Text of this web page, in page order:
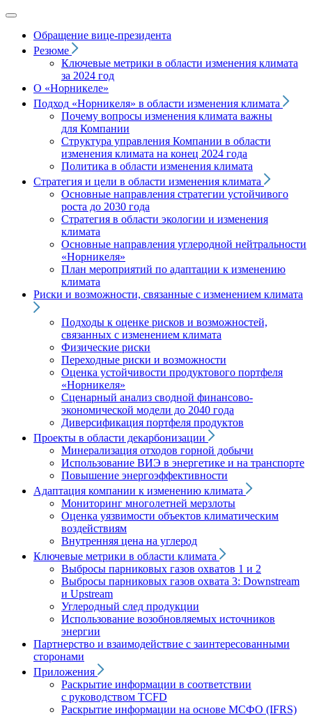
Обращение вице‑президента
Резюме
Ключевые метрики в области изменения климата
за 2024 год
О «Норникеле»
Подход «Норникеля» в области изменения климата
Почему вопросы изменения климата важны
для Компании
Структура управления Компании в области
изменения климата на конец 2024 года
Политика в области изменения климата
Стратегия и цели в области изменения климата
Основные направления стратегии устойчивого
роста до 2030 года
Стратегия в области экологии и изменения
климата
Основные направления углеродной нейтральности
«Норникеля»
План мероприятий по адаптации к изменению
климата
Риски и возможности, связанные с изменением климата
Подходы к оценке рисков и возможностей,
связанных с изменением климата
Физические риски
Переходные риски и возможности
Оценка устойчивости продуктового портфеля
«Норникеля»
Сценарный анализ сводной финансово-
экономической модели до 2040 года
Диверсификация портфеля продуктов
Проекты в области декарбонизации
Минерализация отходов горной добычи
Использование ВИЭ в энергетике и на транспорте
Повышение энергоэффективности
Адаптация компании к изменению климата
Мониторинг многолетней мерзлоты
Оценка уязвимости объектов климатическим
воздействиям
Внутренняя цена на углерод
Ключевые метрики в области климата
Выбросы парниковых газов охватов 1 и 2
Выбросы парниковых газов охвата 3: Downstream
и Upstream
Углеродный след продукции
Использование возобновляемых источников
энергии
Партнерство и взаимодействие с заинтересованными
сторонами
Приложения
Раскрытие информации в соответствии
с руководством TCFD
Раскрытие информации на основе МСФО (IFRS)